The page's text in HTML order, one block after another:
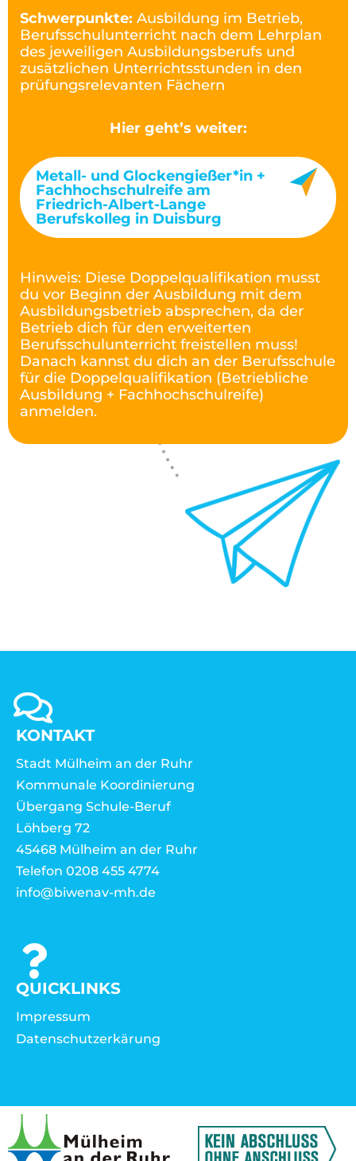
Schwerpunkte: Ausbildung im Betrieb,
Berufsschulunterricht nach dem Lehrplan
des jeweiligen Ausbildungsberufs und
zusätzlichen Unterrichtsstunden in den
prüfungsrelevanten Fächern
Hier geht’s weiter:
Metall- und Glockengießer*in +
Fachhochschulreife am
Friedrich-Albert-Lange
Berufskolleg in Duisburg
Hinweis: Diese Doppelqualifikation musst
du vor Beginn der Ausbildung mit dem
Ausbildungsbetrieb absprechen, da der
Betrieb dich für den erweiterten
Berufsschulunterricht freistellen muss!
Danach kannst du dich an der Berufsschule
für die Doppelqualifikation (Betriebliche
Ausbildung + Fachhochschulreife)
anmelden.
KONTAKT
Stadt Mülheim an der Ruhr
Kommunale Koordinierung
Übergang Schule-Beruf
Löhberg 72
45468 Mülheim an der Ruhr
Telefon 0208 455 4774
info@biwenav-mh.de
QUICKLINKS
Impressum
Datenschutzerkärung